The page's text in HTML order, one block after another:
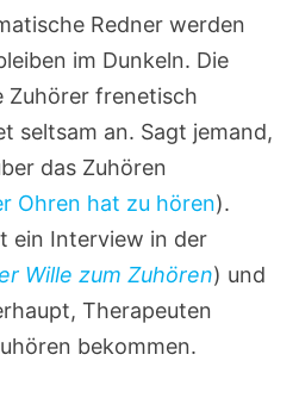
Redner werden
im Dunkeln. Die
Zuhörer frenetisch
seltsam an. Sagt jemand,
das Zuhören
Ohren hat zu hören).
ein Interview in der
Wille zum Zuhören) und
Therapeuten
bekommen.